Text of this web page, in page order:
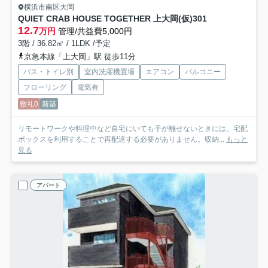
横浜市南区大岡
QUIET CRAB HOUSE TOGETHER 上大岡(仮)301
12.7万円 管理/共益費5,000円
3階 / 36.82㎡ / 1LDK /予定
京急本線「上大岡」駅 徒歩11分
バス・トイレ別 室内洗濯機置場 エアコン
バルコニー
フローリング
電気有
敷礼0 新築
リモートワークや料理中など自宅にいても手が離せないときには、宅配
ボックスを利用することで再配達する必要がありません。収納... もっと
見る
アパート